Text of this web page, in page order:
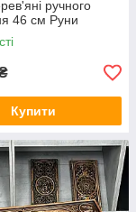
ручного
46 см Руни
Купити